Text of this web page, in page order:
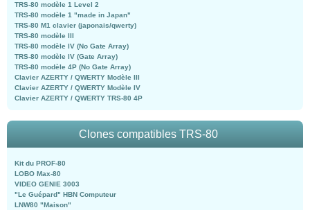
TRS-80 modèle 1 Level 2
TRS-80 modèle 1 "made in Japan"
TRS-80 M1 clavier (japonais/qwerty)
TRS-80 modèle III
TRS-80 modèle IV (No Gate Array)
TRS-80 modèle IV (Gate Array)
TRS-80 modèle 4P (No Gate Array)
Clavier AZERTY / QWERTY Modèle III
Clavier AZERTY / QWERTY Modèle IV
Clavier AZERTY / QWERTY TRS-80 4P
Clones compatibles TRS-80
Kit du PROF-80
LOBO Max-80
VIDEO GENIE 3003
"Le Guépard" HBN Computeur
LNW80 "Maison"